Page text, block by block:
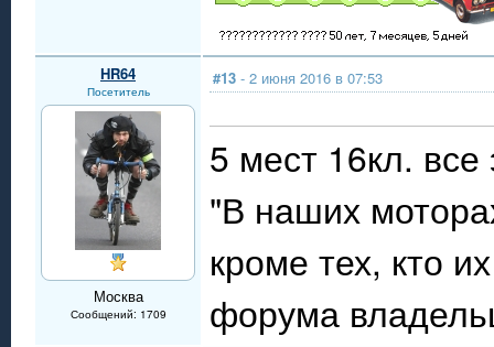
HR64
Посетитель
Москва
Сообщений: 1709
#13 - 2 июня 2016 в 07:53
5 мест 16кл.
"В наших
кроме тех, кто
форума